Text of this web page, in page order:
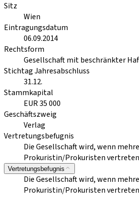
Sitz
Wien
Eintragungsdatum
06.09.2014
Rechtsform
Gesellschaft mit beschränkter
Stichtag Jahresabschluss
31.12.
Stammkapital
EUR 35 000
Geschäftszweig
Verlag
Vertretungsbefugnis
Die Gesellschaft wird, wenn
Prokuristin/Prokuristen
Vertretungsbefugnis
Die Gesellschaft wird, wenn
Prokuristin/Prokuristen